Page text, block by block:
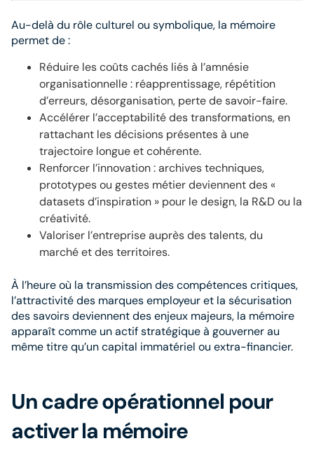
Au-delà du rôle culturel ou symbolique, la mémoire
permet de :
Réduire les coûts cachés liés à l’amnésie
organisationnelle : réapprentissage, répétition
d’erreurs, désorganisation, perte de savoir-faire.
Accélérer l’acceptabilité des transformations, en
rattachant les décisions présentes à une
trajectoire longue et cohérente.
Renforcer l’innovation : archives techniques,
prototypes ou gestes métier deviennent des «
datasets d’inspiration » pour le design, la R&D ou la
créativité.
Valoriser l’entreprise auprès des talents, du
marché et des territoires.
À l’heure où la transmission des compétences critiques,
l’attractivité des marques employeur et la sécurisation
des savoirs deviennent des enjeux majeurs, la mémoire
apparaît comme un actif stratégique à gouverner au
même titre qu’un capital immatériel ou extra-financier.
Un cadre opérationnel pour
activer la mémoire